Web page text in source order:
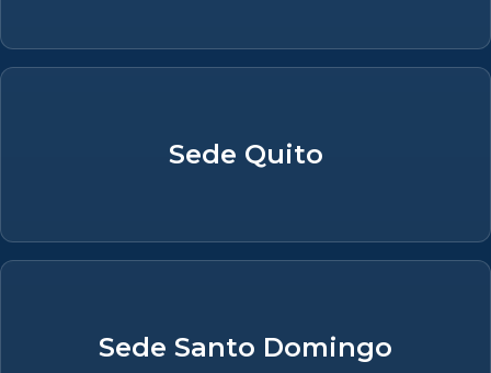
Sede Quito
Sede Santo Domingo